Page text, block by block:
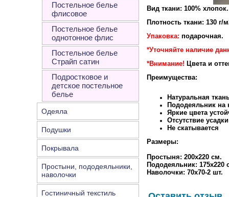
Постельное белье
флисовое
Постельное белье
однотонное флис
Постельное белье
Страйп сатин
Подростковое и
детское постельное
белье
Одеяла
Подушки
Покрывала
Простыни, пододеяльники,
наволочки
Гостиничный текстиль
Вид ткани: 100% хлопок.
Плотность ткани: 130 г/
Упаковка: подарочная.
*Уточняйте наличие
*Внимание! Цвета и
Преимущества:
Натуральная
Пододеяльник на
Яркие цвета
Отсутствие
Не скатывается
Размеры:
Простыня: 200х220 см.
Пододеяльник: 175х220
Наволочки: 70х70-2 шт.